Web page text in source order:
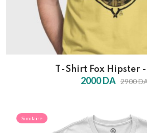
T-Shirt Fox Hipster
2000 DA 2900
Similaire